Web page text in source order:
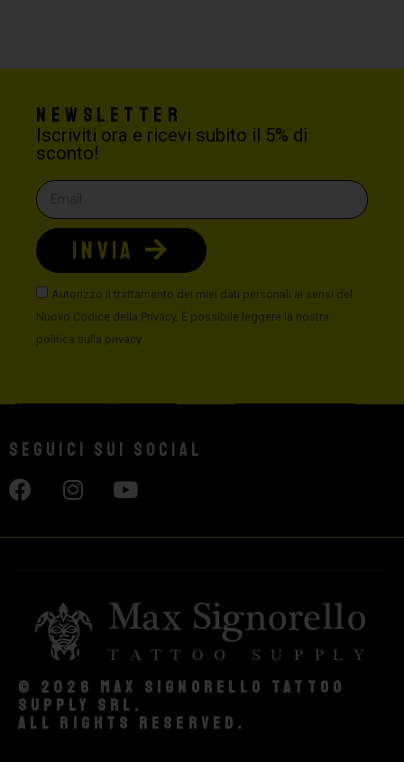
Newsletter
Iscriviti ora e ricevi subito il 5% di
sconto!
Autorizzo il trattamento dei miei dati personali ai sensi del
Nuovo Codice della Privacy. È possibile leggere la nostra
politica sulla privacy
INVIA
Seguici sui social
© 2026 Max Signorello Tattoo
supply srl.
All rights reserved.